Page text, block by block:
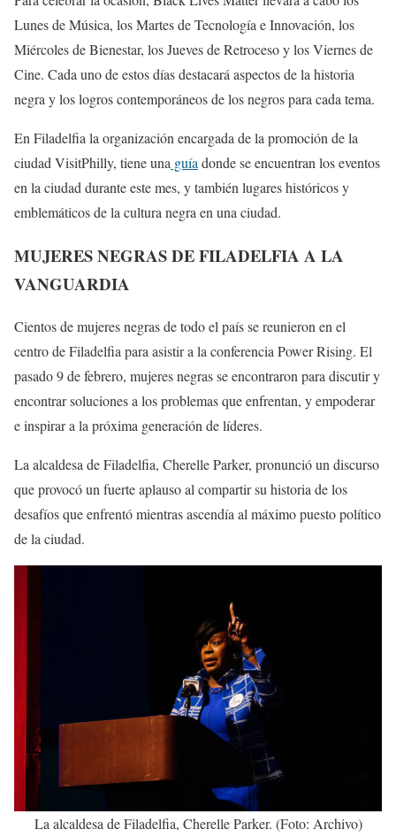
Lunes de Música, los Martes de Tecnología e Innovación, los
Miércoles de Bienestar, los Jueves de Retroceso y los Viernes de
Cine. Cada uno de estos días destacará aspectos de la historia
negra y los logros contemporáneos de los negros para cada tema.
En Filadelfia la organización encargada de la promoción de la
ciudad VisitPhilly, tiene una guía donde se encuentran los eventos
en la ciudad durante este mes, y también lugares históricos y
emblemáticos de la cultura negra en una ciudad.
MUJERES NEGRAS DE FILADELFIA A LA
VANGUARDIA
Cientos de mujeres negras de todo el país se reunieron en el
centro de Filadelfia para asistir a la conferencia Power Rising. El
pasado 9 de febrero, mujeres negras se encontraron para discutir y
encontrar soluciones a los problemas que enfrentan, y empoderar
e inspirar a la próxima generación de líderes.
La alcaldesa de Filadelfia, Cherelle Parker, pronunció un discurso
que provocó un fuerte aplauso al compartir su historia de los
desafíos que enfrentó mientras ascendía al máximo puesto político
de la ciudad.
La alcaldesa de Filadelfia, Cherelle Parker. (Foto: Archivo)